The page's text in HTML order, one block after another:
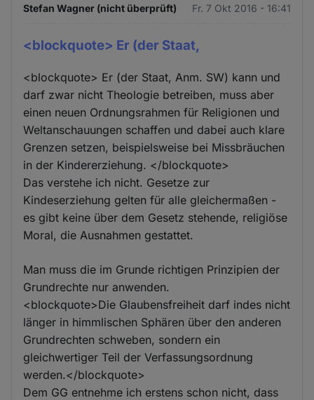
Stefan Wagner (nicht überprüft) Fr. 7 Okt 2016 - 16:41
<blockquote> Er (der Staat,
<blockquote> Er (der Staat, Anm. SW) kann und
darf zwar nicht Theologie betreiben, muss aber
einen neuen Ordnungsrahmen für Religionen und
Weltanschauungen schaffen und dabei auch klare
Grenzen setzen, beispielsweise bei Missbräuchen
in der Kindererziehung. </blockquote>
Das verstehe ich nicht. Gesetze zur
Kindeserziehung gelten für alle gleichermaßen -
es gibt keine über dem Gesetz stehende, religiöse
Moral, die Ausnahmen gestattet.
Man muss die im Grunde richtigen Prinzipien der
Grundrechte nur anwenden.
<blockquote>Die Glaubensfreiheit darf indes nicht
länger in himmlischen Sphären über den anderen
Grundrechten schweben, sondern ein
gleichwertiger Teil der Verfassungsordnung
werden.</blockquote>
Dem GG entnehme ich erstens schon nicht, dass